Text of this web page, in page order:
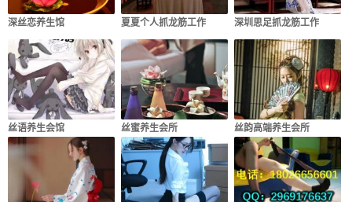
深丝恋养生馆 夏夏个人抓龙筋工作 深圳思足抓龙筋工作
丝语养生会馆 丝蜜养生会所 丝韵高端养生会所